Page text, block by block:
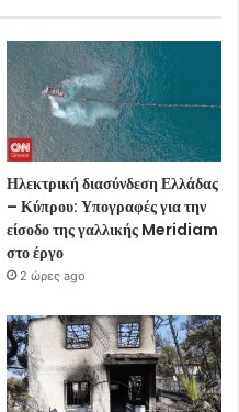
Ηλεκτρική διασύνδεση Ελλάδας
– Κύπρου: Υπογραφές για την
είσοδο της γαλλικής Meridiam
στο έργο
2 ώρες ago